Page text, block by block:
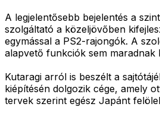
A legjelentősebb bejelentés a
szolgáltató a közeljövőben
egymással a PS2-rajongók. A
alapvető funkciók sem
Kutaragi arról is beszélt a
kiépítésén dolgozik cége, amely
tervek szerint egész Japánt